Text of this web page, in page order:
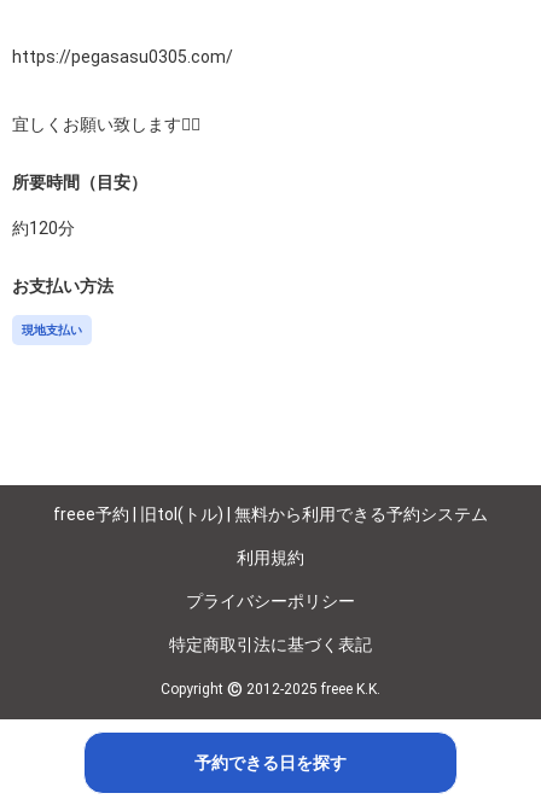
https://pegasasu0305.com/
宜しくお願い致します🙇‍♂
所要時間（目安）
約120分
お支払い方法
現地支払い
予約できる日を探す
freee予約 | 旧tol(トル) | 無料から利用できる予約システム
利用規約
プライバシーポリシー
特定商取引法に基づく表記
Copyright © 2012-2025 freee K.K.